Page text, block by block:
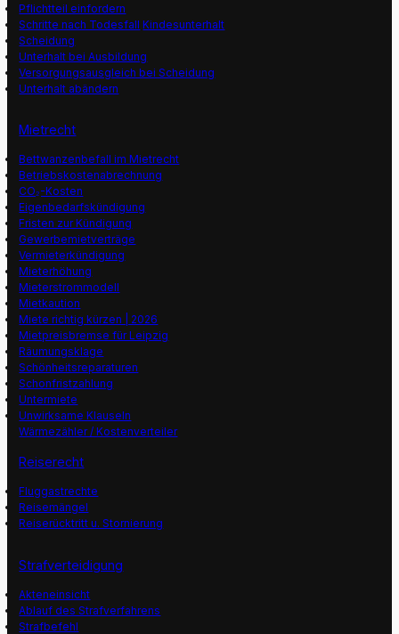
Pflichtteil einfordern
Schritte nach Todesfall Kindesunterhalt
Scheidung
Unterhalt bei Ausbildung
Versorgungsausgleich bei Scheidung
Unterhalt abändern
Mietrecht
Bettwanzenbefall im Mietrecht
Betriebskostenabrechnung
CO₂-Kosten
Eigenbedarfskündigung
Fristen zur Kündigung
Gewerbemietverträge
Vermieterkündigung
Mieterhöhung
Mieterstrommodell
Mietkaution
Miete richtig kürzen | 2026
Mietpreisbremse für Leipzig
Räumungsklage
Schönheitsreparaturen
Schonfristzahlung
Untermiete
Unwirksame Klauseln
Wärmezähler / Kostenverteiler
Reiserecht
Fluggastrechte
Reisemängel
Reiserücktritt u. Stornierung
Strafverteidigung
Akteneinsicht
Ablauf des Strafverfahrens
Strafbefehl